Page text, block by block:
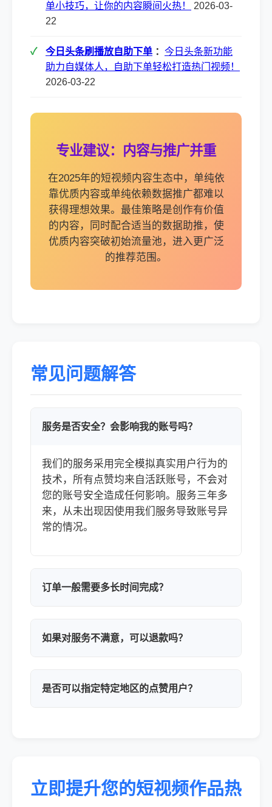
单小技巧，让你的内容瞬间火热！
2026-03-
22
今日头条刷播放自助下单 ： 今日头条新功能
助力自媒体人，自助下单轻松打造热门视频！
2026-03-22
专业建议：内容与推广并重
在2025年的短视频内容生态中，单纯依
靠优质内容或单纯依赖数据推广都难以
获得理想效果。最佳策略是创作有价值
的内容，同时配合适当的数据助推，使
优质内容突破初始流量池，进入更广泛
的推荐范围。
常见问题解答
服务是否安全？会影响我的账号吗？
我们的服务采用完全模拟真实用户行为的
技术，所有点赞均来自活跃账号，不会对
您的账号安全造成任何影响。服务三年多
来，从未出现因使用我们服务导致账号异
常的情况。
订单一般需要多长时间完成？
如果对服务不满意，可以退款吗？
是否可以指定特定地区的点赞用户？
立即提升您的短视频作品热